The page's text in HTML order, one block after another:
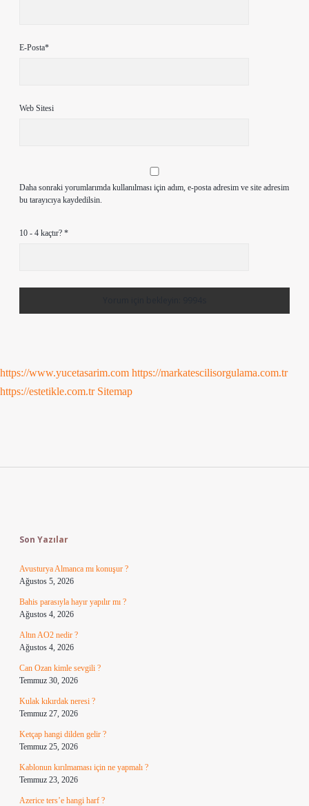
E-Posta*
Web Sitesi
Daha sonraki yorumlarımda kullanılması için adım, e-posta adresim ve site adresim
bu tarayıcıya kaydedilsin.
10 - 4 kaçtır? *
https://www.yucetasarim.com https://markatescilisorgulama.com.tr
https://estetikle.com.tr Sitemap
Son Yazılar
Avusturya Almanca mı konuşur ?
Ağustos 5, 2026
Bahis parasıyla hayır yapılır mı ?
Ağustos 4, 2026
Altın AO2 nedir ?
Ağustos 4, 2026
Can Ozan kimle sevgili ?
Temmuz 30, 2026
Kulak kıkırdak neresi ?
Temmuz 27, 2026
Ketçap hangi dilden gelir ?
Temmuz 25, 2026
Kablonun kırılmaması için ne yapmalı ?
Temmuz 23, 2026
Azerice ters’e hangi harf ?